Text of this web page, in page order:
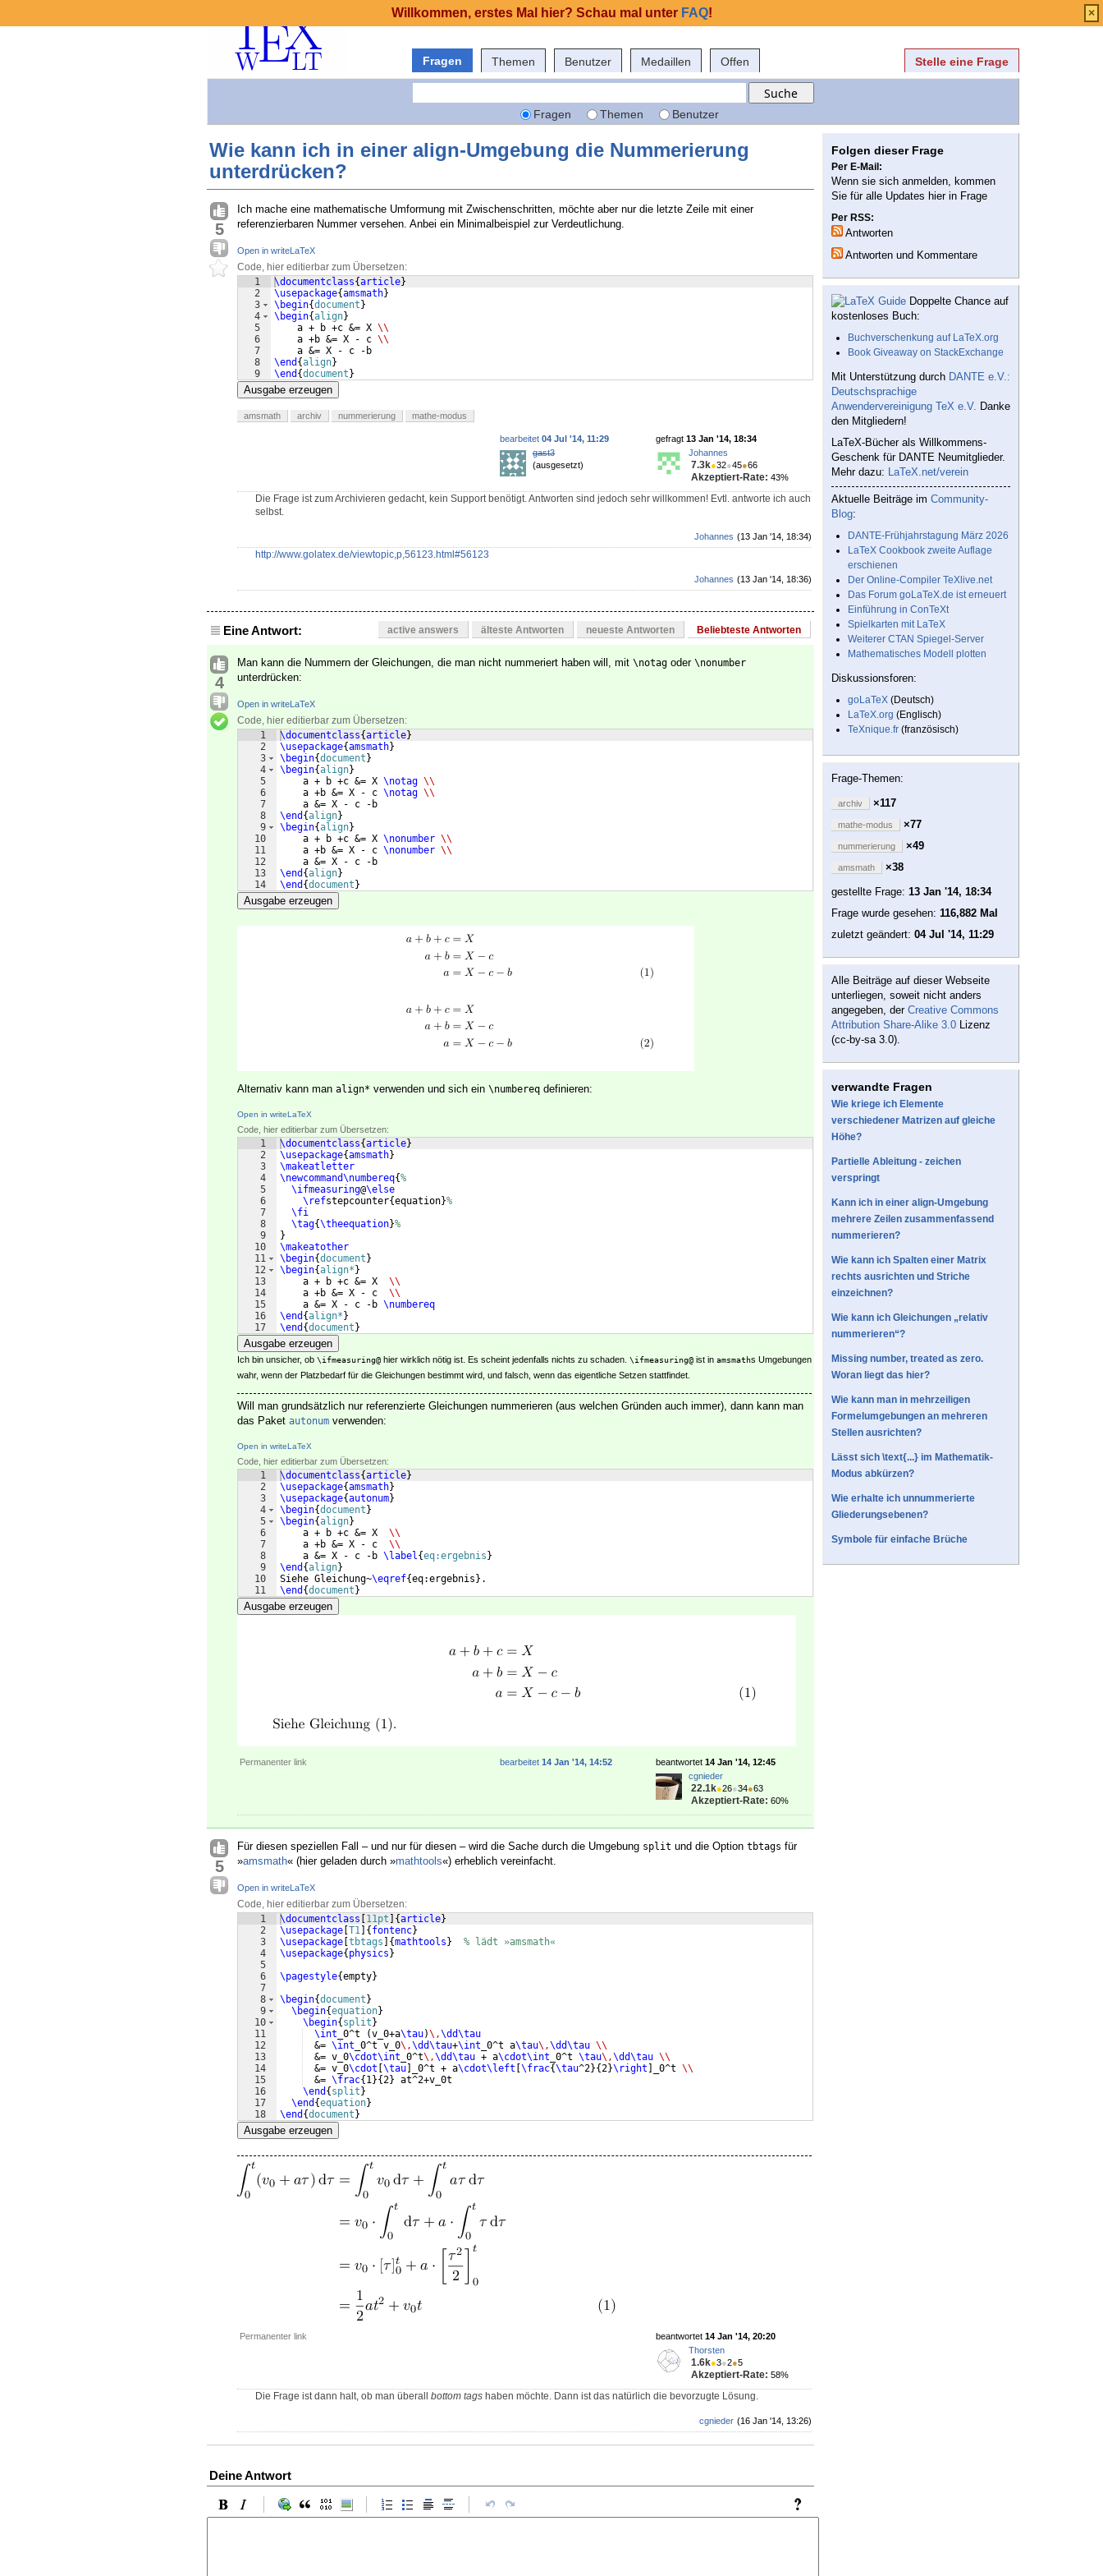
Fragen Themen Benutzer Medaillen Offen Stelle eine Frage
Fragen Themen Benutzer
Wie kann ich in einer align-Umgebung die Nummerierung
unterdrücken?
5
Ich mache eine mathematische Umformung mit Zwischenschritten, möchte aber nur die letzte Zeile mit einer
referenzierbaren Nummer versehen. Anbei ein Minimalbeispiel zur Verdeutlichung.
Open in writeLaTeX
Code, hier editierbar zum Übersetzen:
1
2
3
4
5
6
7
8
9
\documentclass{article}
\usepackage{amsmath}
\begin{document }
\begin{align}
    a + b +c &= X
\\
    a +b &= X - c
\\
    a &= X - c -b
\end {align}
\end {document }
Ausgabe erzeugen
amsmath archiv nummerierung mathe-modus
gefragt 13 Jan '14, 18:34
Johannes
7.3k●32●45●66
Akzeptiert-Rate: 43%
bearbeitet 04 Jul '14, 11:29
gast3
(ausgesetzt)
Die Frage ist zum Archivieren gedacht, kein Support benötigt. Antworten sind jedoch sehr willkommen! Evtl. antworte ich auch
selbst.
(13 Jan '14, 18:34)
Johannes
http://www.golatex.de/viewtopic,p,56123.html#56123
(13 Jan '14, 18:36)
Johannes
Eine Antwort: active answers älteste Antworten neueste Antworten Beliebteste Antworten
4
Man kann die Nummern der Gleichungen, die man nicht nummeriert haben will, mit \notag oder \nonumber
unterdrücken:
Open in writeLaTeX
Code, hier editierbar zum Übersetzen:
1
2
3
4
5
6
7
8
9
10
11
12
13
14
\documentclass{article}
\usepackage{amsmath}
\begin{document }
\begin{align}
    a + b +c &= X
\notag \\
    a +b &= X - c
\notag \\
    a &= X - c -b
\end {align}
\begin{align}
    a + b +c &= X
\nonumber \\
    a +b &= X - c
\nonumber \\
    a &= X - c -b
\end {align}
\end {document }
Ausgabe erzeugen
Alternativ kann man align* verwenden und sich ein \numbereq definieren:
Open in writeLaTeX
Code, hier editierbar zum Übersetzen:
1
2
3
4
5
6
7
8
9
10
11
12
13
14
15
16
17
\documentclass{article}
\usepackage{amsmath}
\makeatletter
\newcommand\numbereq{%
\ifmeasuring@\else
\refstepcounter{equation}%
\fi
\tag{\theequation}%
}
\makeatother
\begin{document }
\begin{align* }
    a + b +c &= X
\\
    a +b &= X - c
\\
    a &= X - c -b
\numbereq
\end {align* }
\end {document }
Ausgabe erzeugen
Ich bin unsicher, ob \ifmeasuring@ hier wirklich nötig ist. Es scheint jedenfalls nichts zu schaden. \ifmeasuring@ ist in amsmaths Umgebungen
wahr, wenn der Platzbedarf für die Gleichungen bestimmt wird, und falsch, wenn das eigentliche Setzen stattfindet.
Will man grundsätzlich nur referenzierte Gleichungen nummerieren (aus welchen Gründen auch immer), dann kann man
das Paket autonum verwenden:
Open in writeLaTeX
Code, hier editierbar zum Übersetzen:
1
2
3
4
5
6
7
8
9
10
11
\documentclass{article}
\usepackage{amsmath}
\usepackage{autonum}
\begin{document }
\begin{align}
    a + b +c &= X
\\
    a +b &= X - c
\\
    a &= X - c -b
\label{eq:ergebnis }
\end {align}
Siehe Gleichung~\eqref{eq:ergebnis } .
\end {document }
Ausgabe erzeugen
Permanenter link beantwortet 14 Jan '14, 12:45
cgnieder
22.1k●26●34●63
Akzeptiert-Rate: 60%
bearbeitet 14 Jan '14, 14:52
5
Für diesen speziellen Fall – und nur für diesen – wird die Sache durch die Umgebung split und die Option tbtags für
»amsmath« (hier geladen durch »mathtools«) erheblich vereinfacht.
Open in writeLaTeX
Code, hier editierbar zum Übersetzen:
1
2
3
4
5
6
7
8
9
10
11
12
13
14
15
16
17
18
\documentclass 11pt {article}
\usepackage T1 { fontenc}
\usepackage tbtags {mathtools }
% lädt »amsmath«
\usepackage{ physics }
\pagestyle{empty}
\begin{document }
\begin{equation}
\begin{ split }
\int _0^t (v_0+a\tau)\,\dd\tau
  &=
\int _0^t v_0\,\dd\tau+\int _0^t a\tau\,\dd\tau \\
  &= v_0
\cdot\int _0^t\,\dd\tau + a\cdot\int _0^t \tau\,\dd\tau \\
  &= v_0
\cdot \tau _0^t + a\cdot\left \frac{\tau^2}{2}\right _0^t \\
  &=
\frac{ 1}{2} at^2+v_0t
\end { split }
\end {equation}
\end {document }
Ausgabe erzeugen
Permanenter link beantwortet 14 Jan '14, 20:20
Thorsten
1.6k●3●2●5
Akzeptiert-Rate: 58%
Die Frage ist dann halt, ob man überall bottom tags haben möchte. Dann ist das natürlich die bevorzugte Lösung.
(16 Jan '14, 13:26)
cgnieder
Deine Antwort
Folgen dieser Frage
Per E-Mail:
Wenn sie sich anmelden, kommen
Sie für alle Updates hier in Frage
Per RSS:
Antworten
Antworten und Kommentare
Doppelte Chance auf
kostenloses Buch:
Buchverschenkung auf LaTeX.org
Book Giveaway on StackExchange
Mit Unterstützung durch DANTE e.V.:
Deutschsprachige
Anwendervereinigung TeX e.V. Danke
den Mitgliedern!
LaTeX-Bücher als Willkommens-
Geschenk für DANTE Neumitglieder.
Mehr dazu: LaTeX.net/verein
Aktuelle Beiträge im Community-
Blog:
DANTE-Frühjahrstagung März 2026
LaTeX Cookbook zweite Auflage
erschienen
Der Online-Compiler TeXlive.net
Das Forum goLaTeX.de ist erneuert
Einführung in ConTeXt
Spielkarten mit LaTeX
Weiterer CTAN Spiegel-Server
Mathematisches Modell plotten
Diskussionsforen:
goLaTeX (Deutsch)
LaTeX.org (Englisch)
TeXnique.fr (französisch)
Frage-Themen:
archiv ×117
mathe-modus ×77
nummerierung ×49
amsmath
×38
gestellte Frage: 13 Jan '14, 18:34
Frage wurde gesehen: 116,882 Mal
zuletzt geändert: 04 Jul '14, 11:29
Alle Beiträge auf dieser Webseite
unterliegen, soweit nicht anders
angegeben, der Creative Commons
Attribution Share-Alike 3.0 Lizenz
(cc-by-sa 3.0).
verwandte Fragen
Wie kriege ich Elemente
verschiedener Matrizen auf gleiche
Höhe?
Partielle Ableitung - zeichen
verspringt
Kann ich in einer align-Umgebung
mehrere Zeilen zusammenfassend
nummerieren?
Wie kann ich Spalten einer Matrix
rechts ausrichten und Striche
einzeichnen?
Wie kann ich Gleichungen „relativ
nummerieren“?
Missing number, treated as zero.
Woran liegt das hier?
Wie kann man in mehrzeiligen
Formelumgebungen an mehreren
Stellen ausrichten?
Lässt sich \text{...} im Mathematik-
Modus abkürzen?
Wie erhalte ich unnummerierte
Gliederungsebenen?
Symbole für einfache Brüche
Willkommen, erstes Mal hier? Schau mal unter FAQ! ×